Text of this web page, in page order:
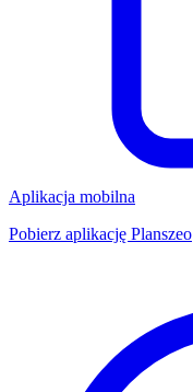
Aplikacja mobilna
Pobierz aplikację Planszeo